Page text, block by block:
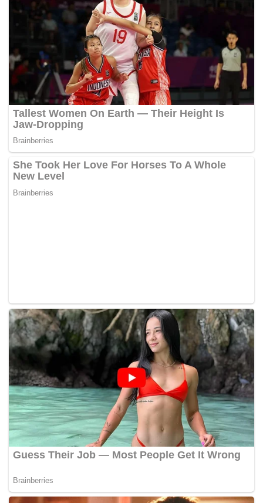
aktiviti persundalan ini, baiklah anda cuci tangan sebelum
meringkuk dalam penjara.
KontroversiÃ‚Â membabitkan golongan selebriti yang
didakwa menjadi ‘peneman’ sememangnya tak pernah
putus. Sebelum ini, 10 orang artis wanita dipantau kerana
dikatakan menjadi‘escort girl’.
Nak hidup senang, sanggup mereka gadaikan maruah diri.
Kasihannya…
– MYNEWSHUB.CC
pelacuran pelakon penyanyi polis selebriti